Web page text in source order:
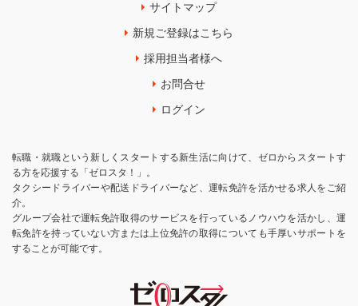
サイトマップ
新規ご登録はこちら
採用担当者様へ
お問合せ
ログイン
転職・就職という新しくスタートする新生活に向けて、ゼロからスタートす
る方を応援する「ゼロスタ！」。
タクシードライバーや配送ドライバーなど、運転免許を活かせる求人をご紹
介。
グループ会社で運転免許取得のサービスを行っているノウハウを活かし、運
転免許を持っていない方または上位免許の取得についても手厚いサポートを
することが可能です。